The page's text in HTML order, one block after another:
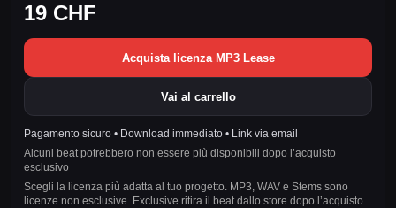
19 CHF
Acquista licenza MP3 Lease
Vai al carrello
Pagamento sicuro • Download immediato • Link via email
Alcuni beat potrebbero non essere più disponibili dopo l’acquisto
esclusivo
Scegli la licenza più adatta al tuo progetto. MP3, WAV e Stems sono
licenze non esclusive. Exclusive ritira il beat dallo store dopo l’acquisto.